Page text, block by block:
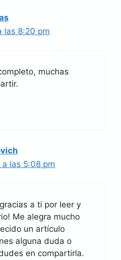
las 8:20 pm
muchas
las 5:08 pm
a ti por leer y
Me alegra mucho
un artículo
alguna duda o
en compartirla.